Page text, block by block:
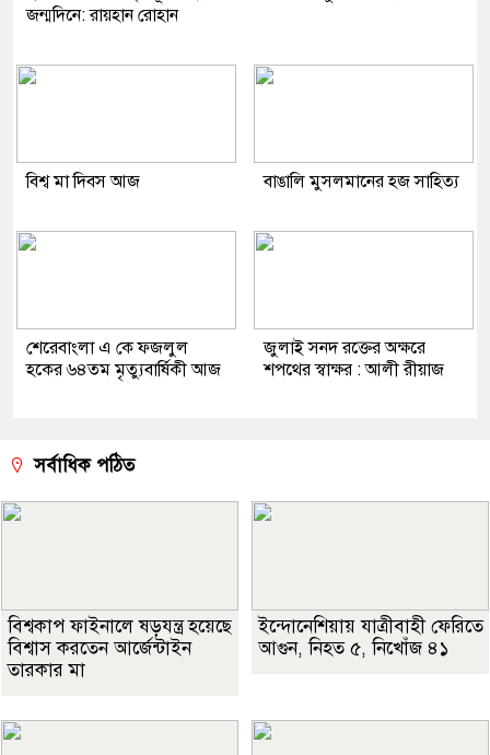
জন্মদিনে: রায়হান রোহান
বিশ্ব মা দিবস আজ বাঙালি মুসলমানের হজ সাহিত্য
শেরেবাংলা এ কে ফজলুল
হকের ৬৪তম মৃত্যুবার্ষিকী আজ
জুলাই সনদ রক্তের অক্ষরে
শপথের স্বাক্ষর : আলী রীয়াজ
সর্বাধিক পঠিত
বিশ্বকাপ ফাইনালে ষড়যন্ত্র হয়েছে
বিশ্বাস করতেন আর্জেন্টাইন
তারকার মা
ইন্দোনেশিয়ায় যাত্রীবাহী ফেরিতে
আগুন, নিহত ৫, নিখোঁজ ৪১